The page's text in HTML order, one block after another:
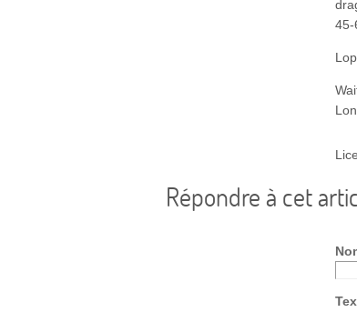
45-
Répondre à cet